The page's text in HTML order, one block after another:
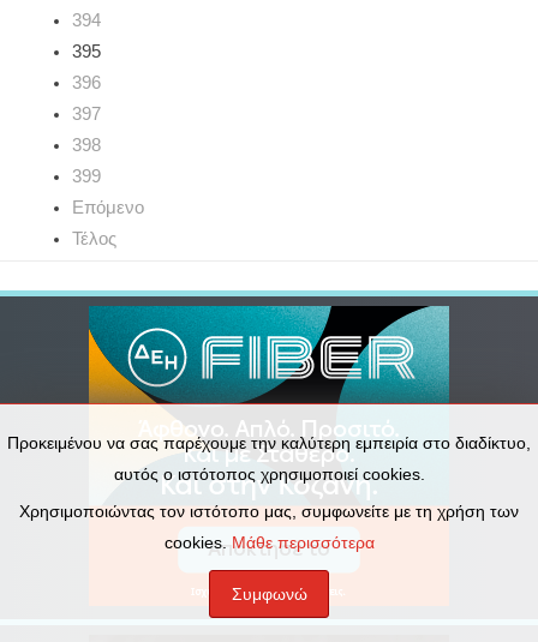
394
395
396
397
398
399
Επόμενο
Τέλος
Προκειμένου να σας παρέχουμε την καλύτερη εμπειρία στο διαδίκτυο,
αυτός ο ιστότοπος χρησιμοποιεί cookies.
Χρησιμοποιώντας τον ιστότοπο μας, συμφωνείτε με τη χρήση των
cookies. Μάθε περισσότερα
Συμφωνώ